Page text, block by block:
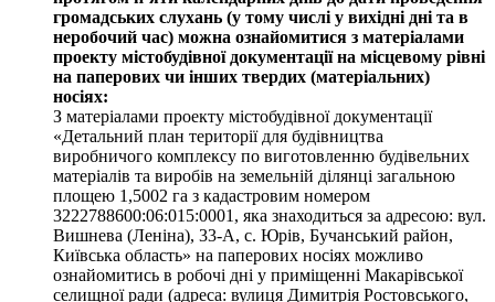
громадських слухань (у тому числі у вихідні дні та в
неробочий час) можна ознайомитися з матеріалами
проекту містобудівної документації на місцевому рівні
на паперових чи інших твердих (матеріальних)
носіях:
З матеріалами проекту містобудівної документації
«Детальний план території для будівництва
виробничого комплексу по виготовленню будівельних
матеріалів та виробів на земельній ділянці загальною
площею 1,5002 га з кадастровим номером
3222788600:06:015:0001, яка знаходиться за адресою: вул.
Вишнева (Леніна), 33-А, с. Юрів, Бучанський район,
Київська область» на паперових носіях можливо
ознайомитись в робочі дні у приміщенні Макарівської
селищної ради (адреса: вулиця Димитрія Ростовського,